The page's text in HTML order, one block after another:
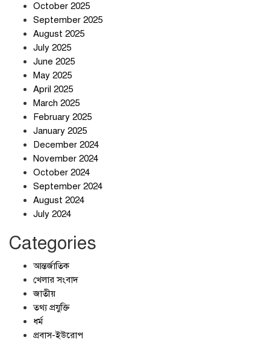
October 2025
September 2025
August 2025
July 2025
June 2025
May 2025
April 2025
March 2025
February 2025
January 2025
December 2024
November 2024
October 2024
September 2024
August 2024
July 2024
Categories
আন্তর্জাতিক
খেলার সংবাদ
জাতীয়
তথ্য প্রযুক্তি
ধর্ম
প্রবাস-ইউরোপ